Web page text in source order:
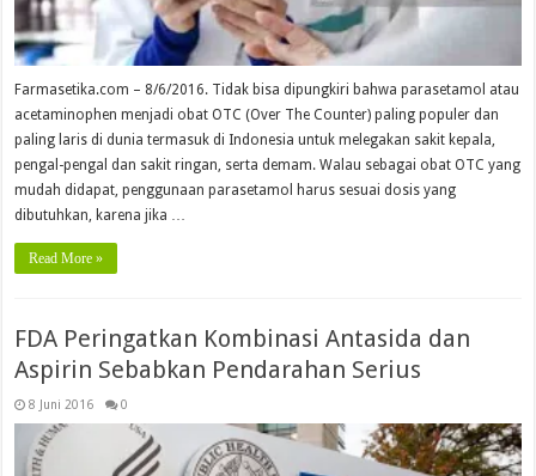
Farmasetika.com – 8/6/2016. Tidak bisa dipungkiri bahwa parasetamol atau
acetaminophen menjadi obat OTC (Over The Counter) paling populer dan
paling laris di dunia termasuk di Indonesia untuk melegakan sakit kepala,
pengal-pengal dan sakit ringan, serta demam. Walau sebagai obat OTC yang
mudah didapat, penggunaan parasetamol harus sesuai dosis yang
dibutuhkan, karena jika …
Read More »
FDA Peringatkan Kombinasi Antasida dan
Aspirin Sebabkan Pendarahan Serius
8 Juni 2016 0